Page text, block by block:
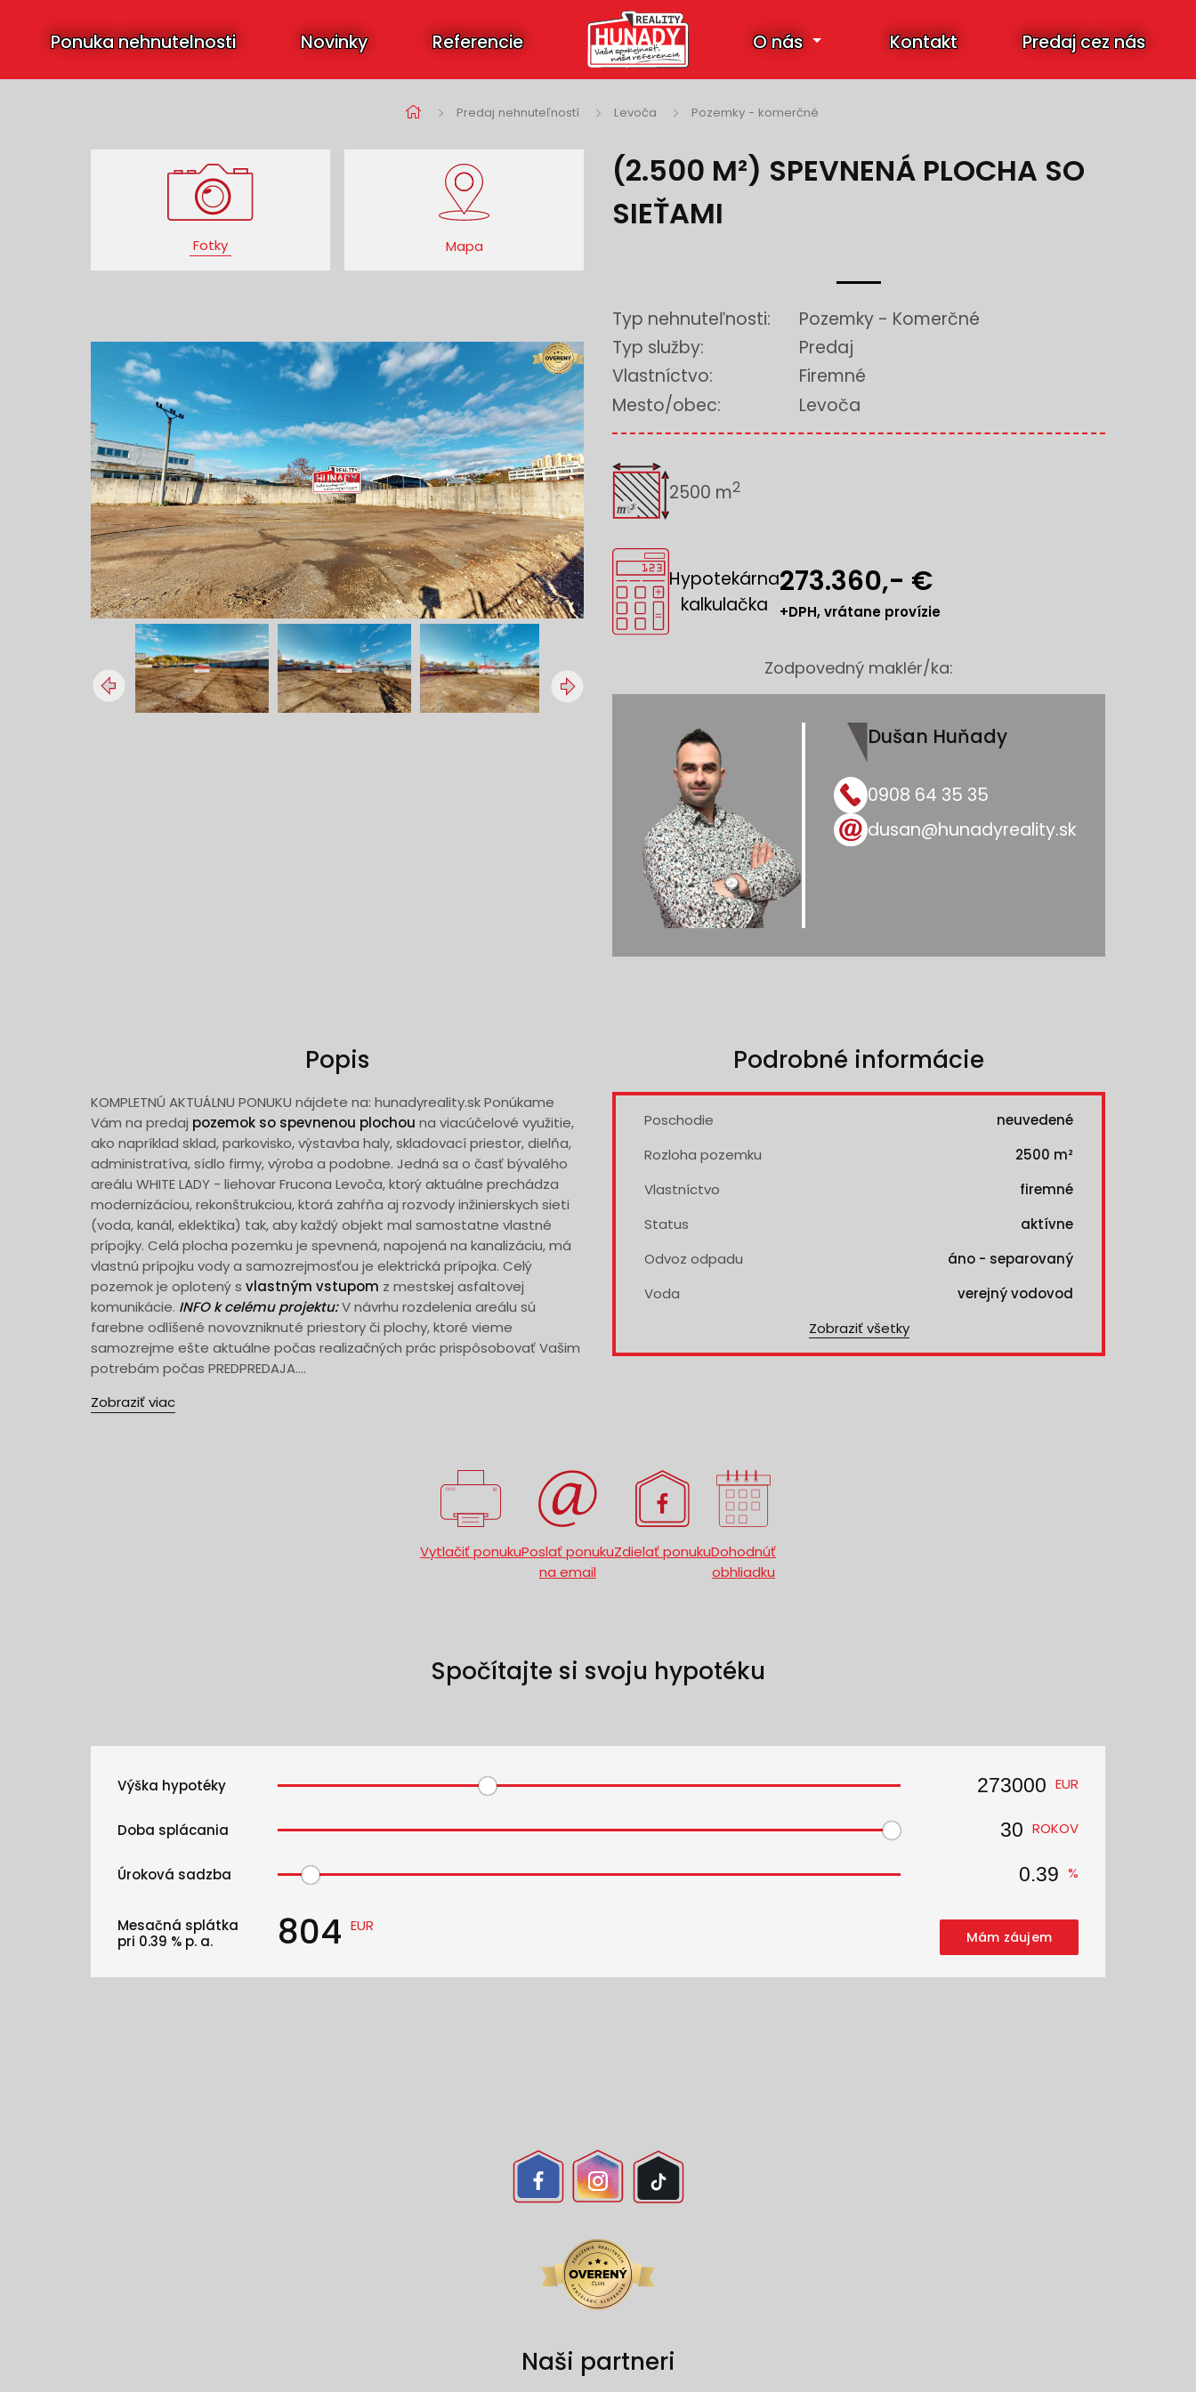
Ponuka nehnutelnosti Novinky Referencie O nás Kontakt Predaj cez nás
Predaj nehnuteľností Levoča Pozemky - komerčné
Fotky Mapa
(2.500 M²) SPEVNENÁ PLOCHA SO
SIEŤAMI
Typ nehnuteľnosti:
Pozemky - Komerčné
Typ služby:
Predaj
Vlastníctvo:
Firemné
Mesto/obec:
Levoča
2500 m2
Hypotekárna
kalkulačka
273.360,- €
+DPH, vrátane provízie
Zodpovedný maklér/ka:
Dušan Huňady
0908 64 35 35
dusan@hunadyreality.sk
Popis
KOMPLETNÚ AKTUÁLNU PONUKU nájdete na: hunadyreality.sk Ponúkame
Vám na predaj pozemok so spevnenou plochou na viacúčelové využitie,
ako napríklad sklad, parkovisko, výstavba haly, skladovací priestor, dielňa,
administratíva, sídlo firmy, výroba a podobne. Jedná sa o časť bývalého
areálu WHITE LADY - liehovar Frucona Levoča, ktorý aktuálne prechádza
modernizáciou, rekonštrukciou, ktorá zahŕňa aj rozvody inžinierskych sieti
(voda, kanál, eklektika) tak, aby každý objekt mal samostatne vlastné
prípojky. Celá plocha pozemku je spevnená, napojená na kanalizáciu, má
vlastnú prípojku vody a samozrejmosťou je elektrická prípojka. Celý
pozemok je oplotený s vlastným vstupom z mestskej asfaltovej
komunikácie. INFO k celému projektu:V návrhu rozdelenia areálu sú
farebne odlíšené novovzniknuté priestory či plochy, ktoré vieme
samozrejme ešte aktuálne počas realizačných prác prispôsobovať Vašim
potrebám počas PREDPREDAJA....
Zobraziť viac
Podrobné informácie
Poschodie
neuvedené
Rozloha pozemku
2500 m²
Vlastníctvo
firemné
Status
aktívne
Odvoz odpadu
áno - separovaný
Voda
verejný vodovod
Zobraziť všetky
Vytlačiť ponukuPoslať ponuku
na email
Zdielať ponukuDohodnúť
obhliadku
Spočítajte si svoju hypotéku
Výška hypotéky EUR
Doba splácania ROKOV
Úroková sadzba %
Mám záujem
Mesačná splátka
pri 0.39 % p. a. 804 EUR
Naši partneri